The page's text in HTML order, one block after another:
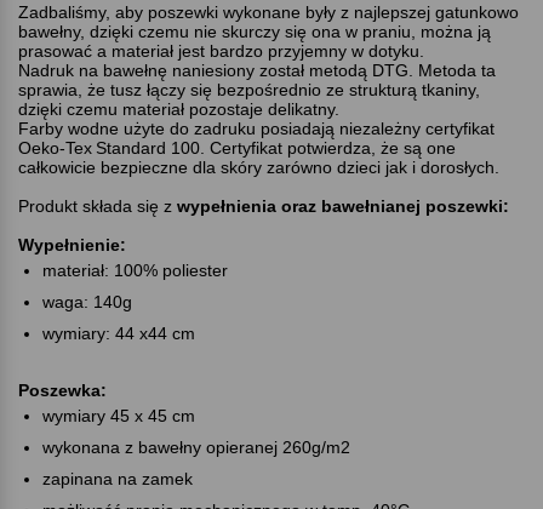
Zadbaliśmy, aby poszewki wykonane były z najlepszej gatunkowo
bawełny, dzięki czemu nie skurczy się ona w praniu, można ją
prasować a materiał jest bardzo przyjemny w dotyku.
Nadruk na bawełnę naniesiony został metodą DTG. Metoda ta
sprawia, że tusz łączy się bezpośrednio ze strukturą tkaniny,
dzięki czemu materiał pozostaje delikatny.
Farby wodne użyte do zadruku posiadają niezależny certyfikat
Oeko-Tex Standard 100. Certyfikat potwierdza, że są one
całkowicie bezpieczne dla skóry zarówno dzieci jak i dorosłych.
Produkt składa się z wypełnienia oraz bawełnianej poszewki:
Wypełnienie:
materiał: 100% poliester
waga: 140g
wymiary: 44 x44 cm
Poszewka:
wymiary 45 x 45 cm
wykonana z bawełny opieranej 260g/m2
zapinana na zamek